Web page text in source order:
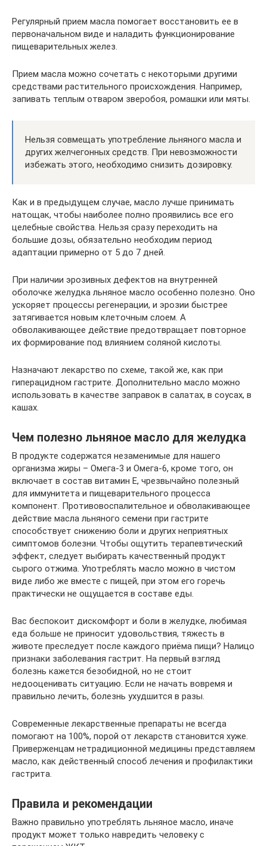
Регулярный прием масла помогает восстановить ее в
первоначальном виде и наладить функционирование
пищеварительных желез.
Прием масла можно сочетать с некоторыми другими
средствами растительного происхождения. Например,
запивать теплым отваром зверобоя, ромашки или мяты.
Нельзя совмещать употребление льняного масла и
других желчегонных средств. При невозможности
избежать этого, необходимо снизить дозировку.
Как и в предыдущем случае, масло лучше принимать
натощак, чтобы наиболее полно проявились все его
целебные свойства. Нельзя сразу переходить на
большие дозы, обязательно необходим период
адаптации примерно от 5 до 7 дней.
При наличии эрозивных дефектов на внутренней
оболочке желудка льняное масло особенно полезно. Оно
ускоряет процессы регенерации, и эрозии быстрее
затягивается новым клеточным слоем. А
обволакивающее действие предотвращает повторное
их формирование под влиянием соляной кислоты.
Назначают лекарство по схеме, такой же, как при
гиперацидном гастрите. Дополнительно масло можно
использовать в качестве заправок в салатах, в соусах, в
кашах.
Чем полезно льняное масло для желудка
В продукте содержатся незаменимые для нашего
организма жиры – Омега-3 и Омега-6, кроме того, он
включает в состав витамин Е, чрезвычайно полезный
для иммунитета и пищеварительного процесса
компонент. Противовоспалительное и обволакивающее
действие масла льняного семени при гастрите
способствует снижению боли и других неприятных
симптомов болезни. Чтобы ощутить терапевтический
эффект, следует выбирать качественный продукт
сырого отжима. Употреблять масло можно в чистом
виде либо же вместе с пищей, при этом его горечь
практически не ощущается в составе еды.
Вас беспокоит дискомфорт и боли в желудке, любимая
еда больше не приносит удовольствия, тяжесть в
животе преследует после каждого приёма пищи? Налицо
признаки заболевания гастрит. На первый взгляд
болезнь кажется безобидной, но не стоит
недооценивать ситуацию. Если не начать вовремя и
правильно лечить, болезнь ухудшится в разы.
Современные лекарственные препараты не всегда
помогают на 100%, порой от лекарств становится хуже.
Приверженцам нетрадиционной медицины представляем
масло, как действенный способ лечения и профилактики
гастрита.
Правила и рекомендации
Важно правильно употреблять льняное масло, иначе
продукт может только навредить человеку с